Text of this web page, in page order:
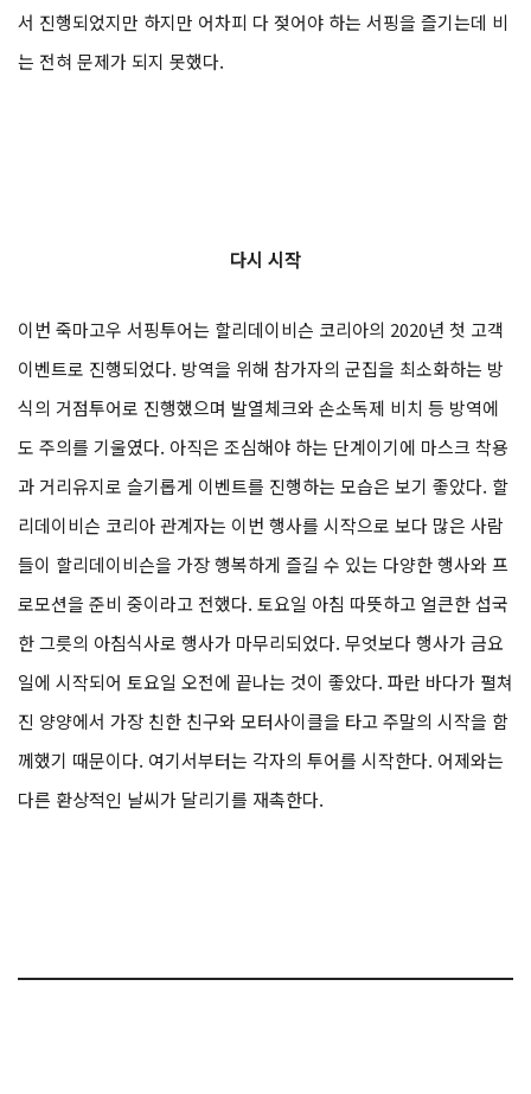
서 진행되었지만 하지만 어차피 다 젖어야 하는 서핑을 즐기는데 비
는 전혀 문제가 되지 못했다.
다시 시작
이번 죽마고우 서핑투어는 할리데이비슨 코리아의 2020년 첫 고객
이벤트로 진행되었다. 방역을 위해 참가자의 군집을 최소화하는 방
식의 거점투어로 진행했으며 발열체크와 손소독제 비치 등 방역에
도 주의를 기울였다. 아직은 조심해야 하는 단계이기에 마스크 착용
과 거리유지로 슬기롭게 이벤트를 진행하는 모습은 보기 좋았다. 할
리데이비슨 코리아 관계자는 이번 행사를 시작으로 보다 많은 사람
들이 할리데이비슨을 가장 행복하게 즐길 수 있는 다양한 행사와 프
로모션을 준비 중이라고 전했다. 토요일 아침 따뜻하고 얼큰한 섭국
한 그릇의 아침식사로 행사가 마무리되었다. 무엇보다 행사가 금요
일에 시작되어 토요일 오전에 끝나는 것이 좋았다. 파란 바다가 펼쳐
진 양양에서 가장 친한 친구와 모터사이클을 타고 주말의 시작을 함
께했기 때문이다. 여기서부터는 각자의 투어를 시작한다. 어제와는
다른 환상적인 날씨가 달리기를 재촉한다.